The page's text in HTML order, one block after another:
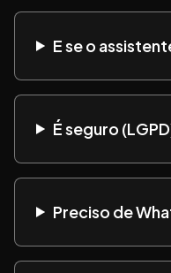
E se o
É seguro
Preciso de